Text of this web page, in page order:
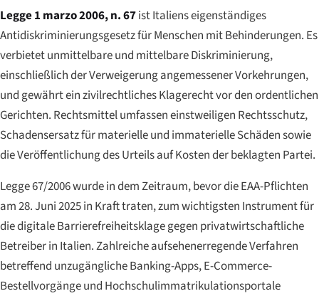
Legge 1 marzo 2006, n. 67ist Italiens eigenständiges
Antidiskriminierungsgesetz für Menschen mit Behinderungen. Es
verbietet unmittelbare und mittelbare Diskriminierung,
einschließlich der Verweigerung angemessener Vorkehrungen,
und gewährt ein zivilrechtliches Klagerecht vor den ordentlichen
Gerichten. Rechtsmittel umfassen einstweiligen Rechtsschutz,
Schadensersatz für materielle und immaterielle Schäden sowie
die Veröffentlichung des Urteils auf Kosten der beklagten Partei.
Legge 67/2006 wurde in dem Zeitraum, bevor die EAA-Pflichten
am 28. Juni 2025 in Kraft traten, zum wichtigsten Instrument für
die digitale Barrierefreiheitsklage gegen privatwirtschaftliche
Betreiber in Italien. Zahlreiche aufsehenerregende Verfahren
betreffend unzugängliche Banking-Apps, E-Commerce-
Bestellvorgänge und Hochschulimmatrikulationsportale